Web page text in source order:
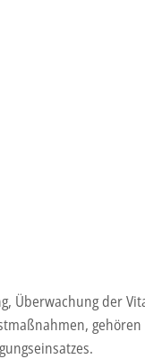
Überwachung der
gehören